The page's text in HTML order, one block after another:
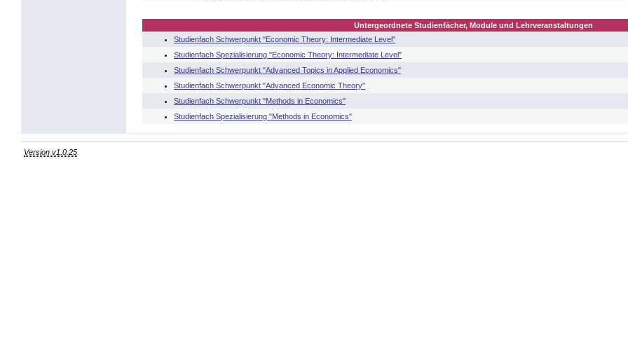
Untergeordnete Studienfächer, Module und Lehrveranstaltungen
Studienfach Schwerpunkt "Economic Theory: Intermediate Level"
Studienfach Spezialisierung "Economic Theory: Intermediate Level"
Studienfach Schwerpunkt "Advanced Topics in Applied Economics"
Studienfach Schwerpunkt "Advanced Economic Theory"
Studienfach Schwerpunkt "Methods in Economics"
Studienfach Spezialisierung "Methods in Economics"
Version v1.0.25